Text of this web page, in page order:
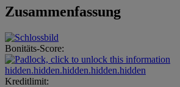
Zusammenfassung
Bonitäts-Score:
hidden.hidden.hidden.hidden.hidden
Kreditlimit: